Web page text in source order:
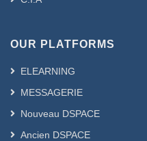
OUR PLATFORMS
ELEARNING
MESSAGERIE
Nouveau DSPACE
Ancien DSPACE